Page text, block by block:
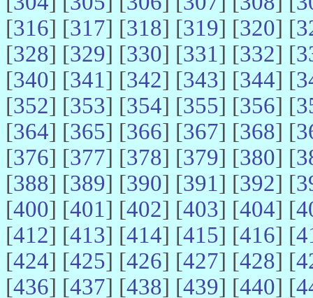
[316] [317] [318] [319] [320] [
[328] [329] [330] [331] [332] [
[340] [341] [342] [343] [344] [
[352] [353] [354] [355] [356] [
[364] [365] [366] [367] [368] [
[376] [377] [378] [379] [380] [
[388] [389] [390] [391] [392] [
[400] [401] [402] [403] [404] [
[412] [413] [414] [415] [416] [
[424] [425] [426] [427] [428] [
[436] [437] [438] [439] [440] [